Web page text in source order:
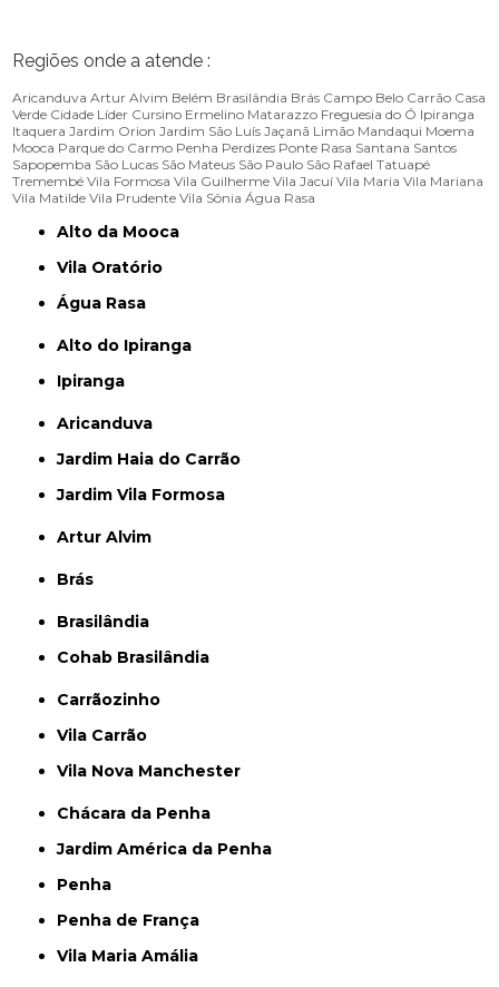
Regiões onde a atende :
Aricanduva Artur Alvim Belém Brasilândia Brás Campo Belo Carrão Casa
Verde Cidade Líder Cursino Ermelino Matarazzo Freguesia do Ó Ipiranga
Itaquera Jardim Orion Jardim São Luís Jaçanã Limão Mandaqui Moema
Mooca Parque do Carmo Penha Perdizes Ponte Rasa Santana Santos
Sapopemba São Lucas São Mateus São Paulo São Rafael Tatuapé
Tremembé Vila Formosa Vila Guilherme Vila Jacuí Vila Maria Vila Mariana
Vila Matilde Vila Prudente Vila Sônia Água Rasa
Alto da Mooca
Vila Oratório
Água Rasa
Alto do Ipiranga
Ipiranga
Aricanduva
Jardim Haia do Carrão
Jardim Vila Formosa
Artur Alvim
Brás
Brasilândia
Cohab Brasilândia
Carrãozinho
Vila Carrão
Vila Nova Manchester
Chácara da Penha
Jardim América da Penha
Penha
Penha de França
Vila Maria Amália